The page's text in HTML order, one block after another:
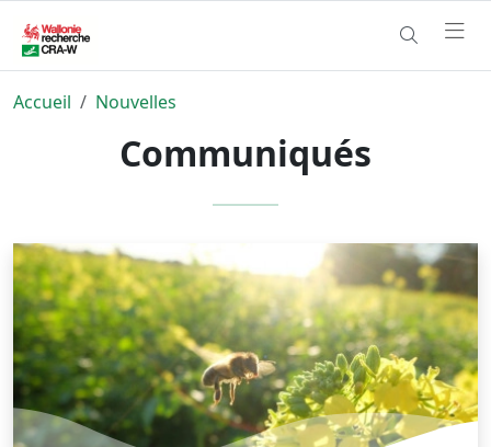
Accueil Nouvelles
Communiqués